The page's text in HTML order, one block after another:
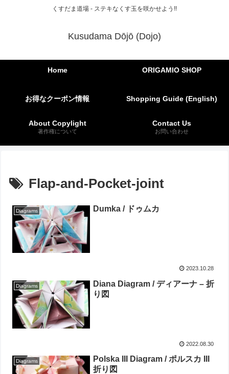
くすだま道場 - ステキなくす玉を咲かせよう!!
Kusudama Dōjō (Dojo)
Home ORIGAMIO SHOP
お得なクーポン情報 Shopping Guide (English)
About Copylight
著作権について
Contact Us
お問い合わせ
Flap-and-Pocket-joint
Diagrams Dumka / ドゥムカ
2023.10.28
Diagrams
Diana Diagram / ディアーナ – 折
り図
2022.08.30
Diagrams
Polska III Diagram / ポルスカ III
折り図